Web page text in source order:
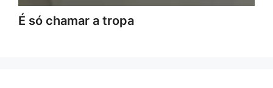
É só chamar a tropa